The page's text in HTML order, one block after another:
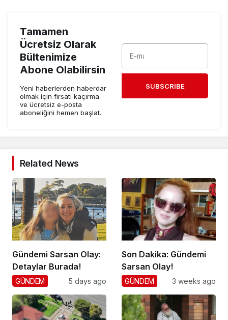
Tamamen
Ücretsiz Olarak
Bültenimize
Abone Olabilirsin
Yeni haberlerden haberdar
olmak için fırsatı kaçırma
ve ücretsiz e-posta
aboneliğini hemen başlat.
SUBSCRIBE
Related News
Gündemi Sarsan Olay:
Detaylar Burada!
GÜNDEM 5 days ago
Son Dakika: Gündemi
Sarsan Olay!
GÜNDEM 3 weeks ago